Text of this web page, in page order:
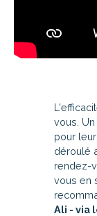
vous.
pour
déroulé
rendez-
vous en
Ali - via